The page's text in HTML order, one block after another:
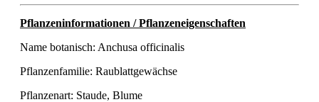
Pflanzeninformationen / Pflanzeneigenschaften
Name botanisch: Anchusa officinalis
Pflanzenfamilie: Raublattgewächse
Pflanzenart: Staude, Blume